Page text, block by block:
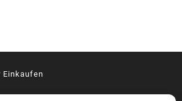
Einkaufen